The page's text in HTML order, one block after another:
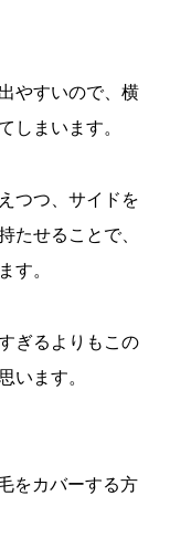
やすいので、横
しまいます。
つつ、サイドを
たせることで、
す。
ぎるよりもこの
います。
をカバーする方